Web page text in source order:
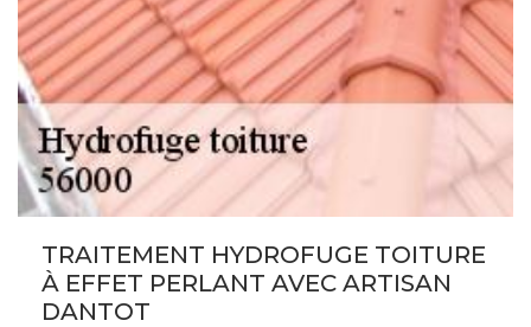
TRAITEMENT HYDROFUGE TOITURE
À EFFET PERLANT AVEC ARTISAN
DANTOT